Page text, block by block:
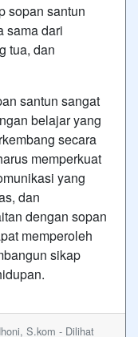
sopan santun
sama dari
tua, dan
santun sangat
belajar yang
secara
memperkuat
yang
dan
dengan sopan
memperoleh
sikap
S.kom - Dilihat